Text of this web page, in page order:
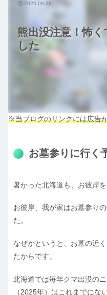
熊出没注意！怖
した
2025.09.28
※当ブログのリンクには広告
お墓参りに行く
暑かった北海道も、お彼岸を
お彼岸、我が家はお墓参り
た。
なぜかというと、お墓の近
たからです。
北海道では毎年クマ出没の
（2025年）はこれまでにな